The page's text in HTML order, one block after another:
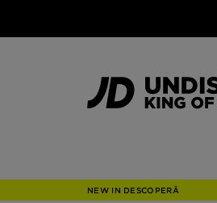
NEW IN DESCOPERĂ